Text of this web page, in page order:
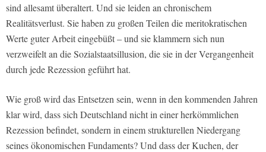
sind allesamt überaltert. Und sie leiden an chronischem
Realitätsverlust. Sie haben zu großen Teilen die meritokratischen
Werte guter Arbeit eingebüßt – und sie klammern sich nun
verzweifelt an die Sozialstaatsillusion, die sie in der Vergangenheit
durch jede Rezession geführt hat.
Wie groß wird das Entsetzen sein, wenn in den kommenden Jahren
klar wird, dass sich Deutschland nicht in einer herkömmlichen
Rezession befindet, sondern in einem strukturellen Niedergang
seines ökonomischen Fundaments? Und dass der Kuchen, der